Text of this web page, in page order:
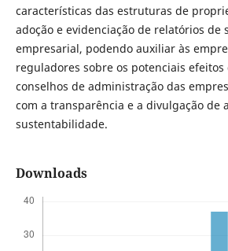
características das estruturas de
adoção e evidenciação de relatórios de
empresarial, podendo auxiliar às
reguladores sobre os potenciais efeitos
conselhos de administração das
com a transparência e a divulgação de
sustentabilidade.
Downloads